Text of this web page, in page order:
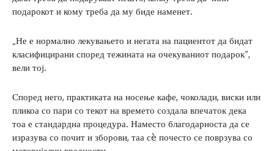
подарокот и кому треба да му биде наменет.
„Не е нормално лекувањето и негата на пациентот да бидат
класифицирани според тежината на очекуваниот подарок“,
вели тој.
Според него, практиката на носење кафе, чоколади, виски или
пликоа со пари со текот на времето создала впечаток дека
тоа е стандардна процедура. Наместо благодарноста да се
изразува со почит и зборови, таа сè почесто се поврзува со